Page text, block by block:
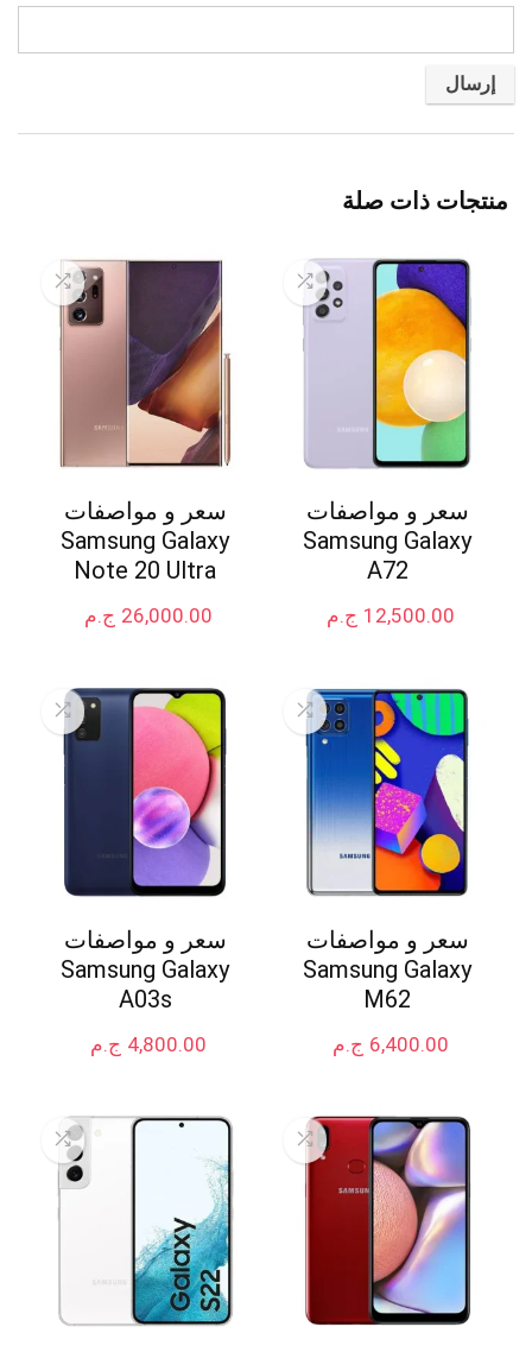
منتجات ذات صلة
سعر و مواصفات
Samsung Galaxy
A72
ج.م 12,500.00
سعر و مواصفات
Samsung Galaxy
Note 20 Ultra
ج.م 26,000.00
سعر و مواصفات
Samsung Galaxy
M62
ج.م 6,400.00
سعر و مواصفات
Samsung Galaxy
A03s
ج.م 4,800.00